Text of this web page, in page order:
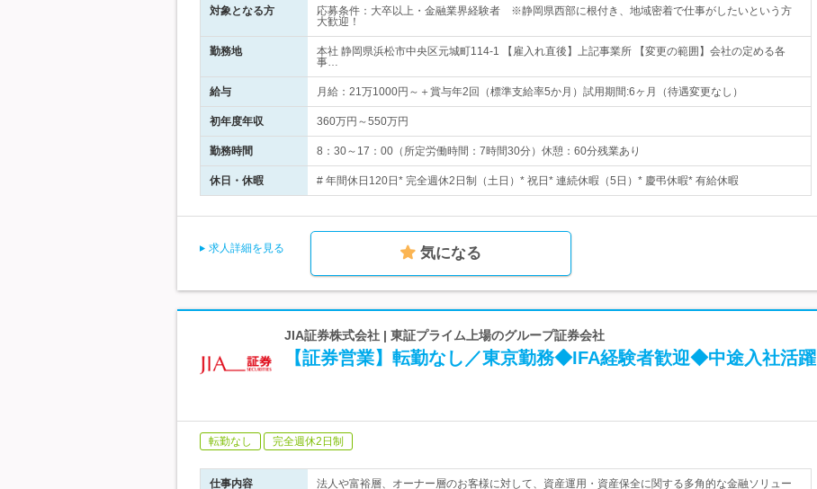
対象となる方
応募条件：大卒以上・金融業界経験者 ※静岡県西部に根付き、地域密着で仕事がしたいという方
大歓迎！
勤務地
本社 静岡県浜松市中央区元城町114-1 【雇入れ直後】上記事業所 【変更の範囲】会社の定める各
事…
給与 月給：21万1000円～＋賞与年2回（標準支給率5か月）試用期間:6ヶ月（待遇変更なし）
初年度年収 360万円～550万円
勤務時間 8：30～17：00（所定労働時間：7時間30分）休憩：60分残業あり
休日・休暇 # 年間休日120日* 完全週休2日制（土日）* 祝日* 連続休暇（5日）* 慶弔休暇* 有給休暇
求人詳細を見る 気になる
JIA証券株式会社 | 東証プライム上場のグループ証券会社
【証券営業】転勤なし／東京勤務◆IFA経験者歓迎◆中途入社活躍
転勤なし 完全週休2日制
仕事内容
法人や富裕層、オーナー層のお客様に対して、資産運用・資産保全に関する多角的な金融ソリュー